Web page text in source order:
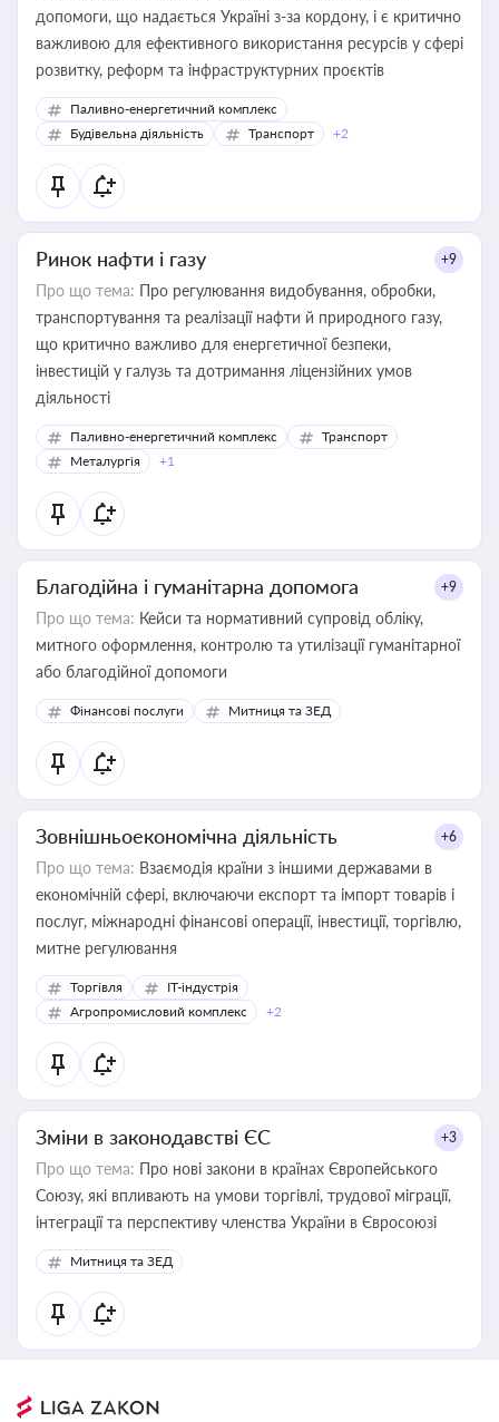
допомоги, що надається Україні з-за кордону, і є критично
важливою для ефективного використання ресурсів у сфері
розвитку, реформ та інфраструктурних проєктів
Паливно-енергетичний комплекс
Будівельна діяльність
Транспорт +2
Ринок нафти і газу +9
Про що тема: Про регулювання видобування, обробки,
транспортування та реалізації нафти й природного газу,
що критично важливо для енергетичної безпеки,
інвестицій у галузь та дотримання ліцензійних умов
діяльності
Паливно-енергетичний комплекс
Транспорт
Металургія
+1
Благодійна і гуманітарна допомога +9
Про що тема: Кейси та нормативний супровід обліку,
митного оформлення, контролю та утилізації гуманітарної
або благодійної допомоги
Фінансові послуги Митниця та ЗЕД
Зовнішньоекономічна діяльність +6
Про що тема: Взаємодія країни з іншими державами в
економічній сфері, включаючи експорт та імпорт товарів і
послуг, міжнародні фінансові операції, інвестиції, торгівлю,
митне регулювання
Торгівля
IT-індустрія
Агропромисловий комплекс
+2
Зміни в законодавстві ЄС +3
Про що тема: Про нові закони в країнах Європейського
Союзу, які впливають на умови торгівлі, трудової міграції,
інтеграції та перспективу членства України в Євросоюзі
Митниця та ЗЕД